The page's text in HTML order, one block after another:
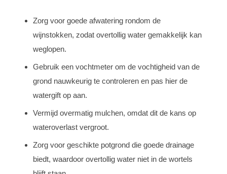
Zorg voor goede afwatering rondom de
wijnstokken, zodat overtollig water gemakkelijk kan
weglopen.
Gebruik een vochtmeter om de vochtigheid van de
grond nauwkeurig te controleren en pas hier de
watergift op aan.
Vermijd overmatig mulchen, omdat dit de kans op
wateroverlast vergroot.
Zorg voor geschikte potgrond die goede drainage
biedt, waardoor overtollig water niet in de wortels